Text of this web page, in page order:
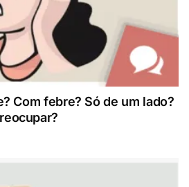
Com febre? Só de um lado?